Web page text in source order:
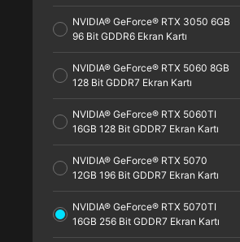
NVIDIA® GeForce® RTX 3050 6GB
96 Bit GDDR6 Ekran Kartı
NVIDIA® GeForce® RTX 5060 8GB
128 Bit GDDR7 Ekran Kartı
NVIDIA® GeForce® RTX 5060TI
16GB 128 Bit GDDR7 Ekran Kartı
NVIDIA® GeForce® RTX 5070
12GB 196 Bit GDDR7 Ekran Kartı
NVIDIA® GeForce® RTX 5070TI
16GB 256 Bit GDDR7 Ekran Kartı